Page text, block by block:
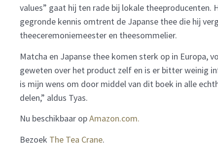
values” gaat hij ten rade bij lokale theeproducenten.
gegronde kennis omtrent de Japanse thee die hij
theeceremoniemeester en theesommelier.
Matcha en Japanse thee komen sterk op in Europa,
geweten over het product zelf en is er bitter weinig
is mijn wens om door middel van dit boek in alle
delen,” aldus Tyas.
Nu beschikbaar opAmazon.com.
Bezoek The Tea Crane.